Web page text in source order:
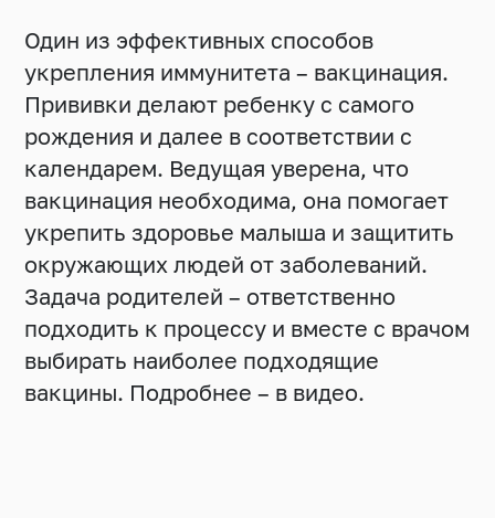
Один из эффективных способов
укрепления иммунитета – вакцинация.
Прививки делают ребенку с самого
рождения и далее в соответствии с
календарем. Ведущая уверена, что
вакцинация необходима, она помогает
укрепить здоровье малыша и защитить
окружающих людей от заболеваний.
Задача родителей – ответственно
подходить к процессу и вместе с врачом
выбирать наиболее подходящие
вакцины. Подробнее – в видео.